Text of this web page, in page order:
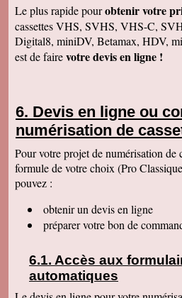
Fantastique. Encore merci.
beaucoup de la rapidité
traité ma commande.
Anaïs H
J'ai bien reçu le colis. Merci
Merci.
Bernard D
Hervé L
J'ai bien reçu le colis. Après
Christophe M.
Nous avons bien reçu les K7
Nous sommes ravis et très
ce passé, ces images de
a plus de 20 ans, et de notre
infiniment. Bien
Le plus rapide pourobtenir votre
cassettes VHS, SVHS, VHS-C,
Digital8, miniDV, Betamax, HDV,
est de fairevotre devis en ligne !
Devis en ligne ou
numérisation de
Pour votre projet de numérisation de
formule de votre choix (Pro
pouvez :
obtenir un devis en ligne
préparer votre bon de
Accès aux
automatiques